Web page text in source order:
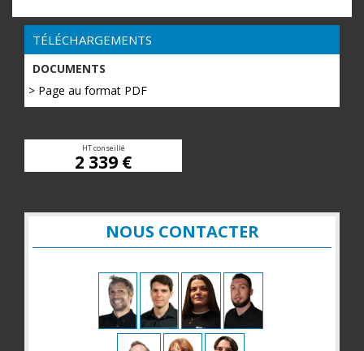
TÉLÉCHARGEMENTS
DOCUMENTS
> Page au format PDF
HT conseillé
2 339 €
NOUS CONTACTER